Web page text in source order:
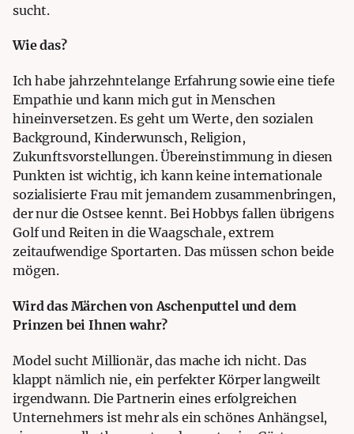
sucht.
Wie das?
Ich habe jahrzehntelange Erfahrung sowie eine tiefe
Empathie und kann mich gut in Menschen
hineinversetzen. Es geht um Werte, den sozialen
Background, Kinderwunsch, Religion,
Zukunftsvorstellungen. Übereinstimmung in diesen
Punkten ist wichtig, ich kann keine internationale
sozialisierte Frau mit jemandem zusammenbringen,
der nur die Ostsee kennt. Bei Hobbys fallen übrigens
Golf und Reiten in die Waagschale, extrem
zeitaufwendige Sportarten. Das müssen schon beide
mögen.
Wird das Märchen von Aschenputtel und dem
Prinzen bei Ihnen wahr?
Model sucht Millionär, das mache ich nicht. Das
klappt nämlich nie, ein perfekter Körper langweilt
irgendwann. Die Partnerin eines erfolgreichen
Unternehmers ist mehr als ein schönes Anhängsel,